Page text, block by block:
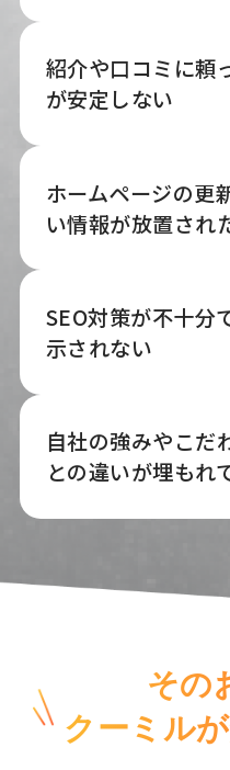
紹介や口コミに頼
が安定しない
ホームページの更
い情報が放置され
SEO対策が不十分
示されない
自社の強みやこだ
との違いが埋もれ
その
クーミル